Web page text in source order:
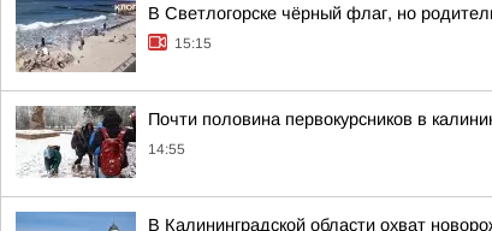
В Светлогорске чёрный флаг, но
15:15
Почти половина первокурсников в
14:55
В Калининградской области охват